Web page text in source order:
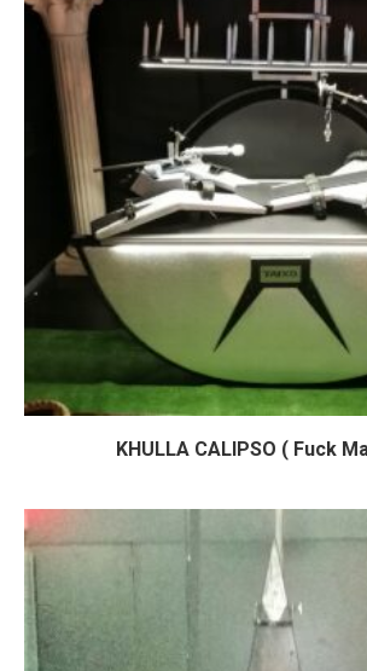
KHULLA CALIPSO ( Fuck